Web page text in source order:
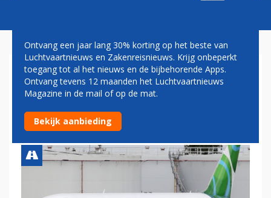
NA ACHT JAAR STILSTAND
LAAT BRUSSELS AIRPORT
BOEING 757 ONTMANTELEN
Ontvang een jaar lang 30% korting op het beste van
Luchtvaartnieuws en Zakenreisnieuws. Krijg onbeperkt
toegang tot al het nieuws en de bijbehorende Apps.
Ontvang tevens 12 maanden het Luchtvaartnieuws
Magazine in de mail of op de mat.
Bekijk aanbieding